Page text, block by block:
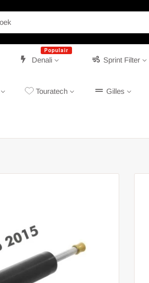
Denali
Populair
Sprint Filter
Touratech Gilles